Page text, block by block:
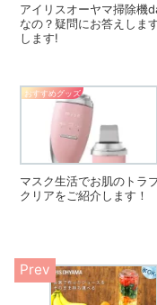
アイリスオーヤマ掃除機
なの？疑問にお答えしま
します!
おすすめグッズ
マスク生活でお肌のトラ
クリアをご紹介します！